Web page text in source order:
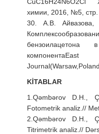
химии, 2016, №5,
30. А.В. Айвазова,
бензоилацетона
KİTABLAR
1.Qəmbərov D.H.,
Fotometrik analiz.//
2.Qəmbərov D.H.,
Titrimetrik analiz.//